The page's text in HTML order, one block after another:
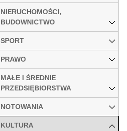
NIERUCHOMOŚCI,
BUDOWNICTWO
SPORT
PRAWO
MAŁE I ŚREDNIE
PRZEDSIĘBIORSTWA
NOTOWANIA
KULTURA